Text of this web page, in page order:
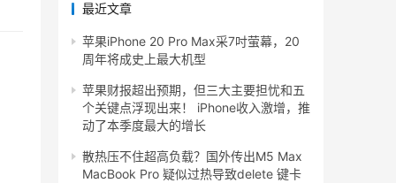
最近文章
苹果iPhone 20 Pro Max采7吋萤幕，20
周年将成史上最大机型
苹果财报超出预期，但三大主要担忧和五
个关键点浮现出来！ iPhone收入激增，推
动了本季度最大的增长
散热压不住超高负载？国外传出M5 Max
MacBook Pro 疑似过热导致delete 键卡